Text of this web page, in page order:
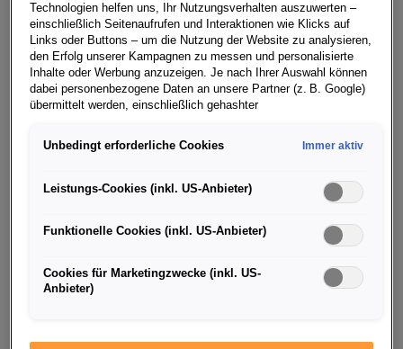
durch die neue Dekade zu führen. Wir konzentrieren uns
dabei auf drei Prioritäten: Wir erweitern unser
Modellportfolio in Richtung Einstiegssegmente, wir
erschließen neue Märkte für weiteres Wachstum im
Volumensegment und wir erzielen konkrete Fortschritte
Fortschrittlich konstruiertes Kompaktmodell
FAVORIT weckte das Interesse von Volkswagen
Volkswagen Konzern reichen bis in die 1970er-Jahre
zwischen den beiden Unternehmen mit der Vorstellung
des neuen ŠKODA FAVORIT. ŠKODA hatte das Fahrzeug
selbst entwickelt. Damit war der FAVORIT eine große
Technologien helfen uns, Ihr Nutzungsverhalten auszuwerten –
einschließlich Seitenaufrufen und Interaktionen wie Klicks auf
Links oder Buttons – um die Nutzung der Website zu analysieren,
den Erfolg unserer Kampagnen zu messen und personalisierte
Inhalte oder Werbung anzuzeigen. Je nach Ihrer Auswahl können
dabei personenbezogene Daten an unsere Partner (z. B. Google)
übermittelt werden, einschließlich gehashter
(z. B. E Mail Adresse oder Telefonnummer).
Dienste der Google Ireland Ltd., die personenbezogene Daten an
die Google LLC in den USA weiterleiten kann. In den USA besteht
und eingeschränkte Rechtsschutzmöglichkeiten können nicht
von Standardvertragsklauseln der Europäischen Kommission.
Unbedingt erforderliche Cookies Immer aktiv
Leistungs-Cookies (inkl. US-Anbieter)
Funktionelle Cookies (inkl. US-Anbieter)
Cookies für Marketingzwecke (inkl. US-
Anbieter)